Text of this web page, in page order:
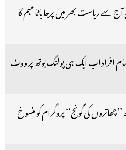
سے ریاست بھر میں پرجا باٹا مہم کا
افراد اب ایک ہی پولنگ بوتھ پر ووٹ
کی گونج‘‘ پروگرام کو منسوخ